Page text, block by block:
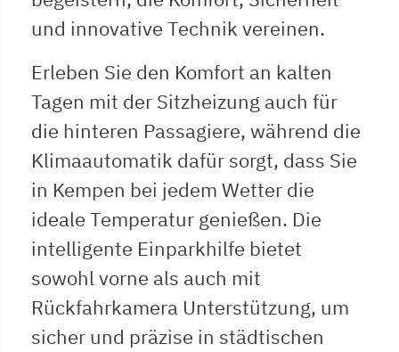
und innovative Technik vereinen.
Erleben Sie den Komfort an kalten
Tagen mit der Sitzheizung auch für
die hinteren Passagiere, während die
Klimaautomatik dafür sorgt, dass Sie
in Kempen bei jedem Wetter die
ideale Temperatur genießen. Die
intelligente Einparkhilfe bietet
sowohl vorne als auch mit
Rückfahrkamera Unterstützung, um
sicher und präzise in städtischen